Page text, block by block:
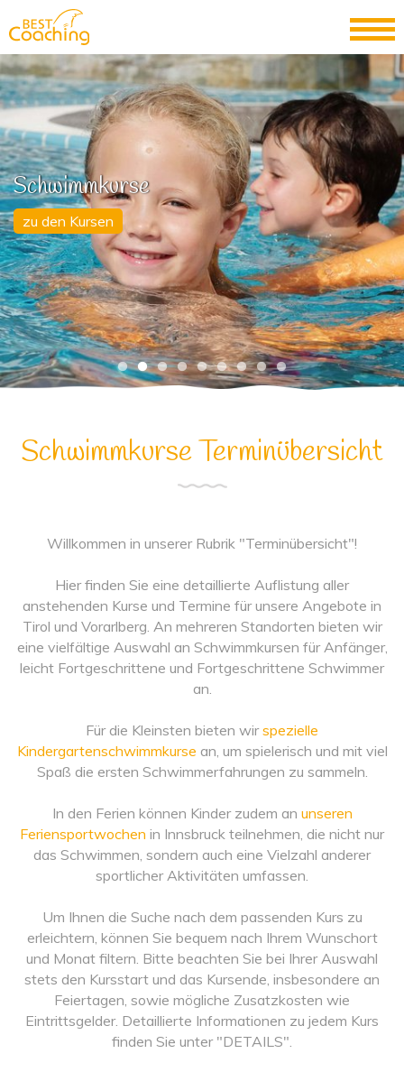
Schwimmkurse
zu den Kursen
Schwimmkurse Terminübersicht
Willkommen in unserer Rubrik "Terminübersicht"!
Hier finden Sie eine detaillierte Auflistung aller
anstehenden Kurse und Termine für unsere Angebote in
Tirol und Vorarlberg. An mehreren Standorten bieten wir
eine vielfältige Auswahl an Schwimmkursen für Anfänger,
leicht Fortgeschrittene und Fortgeschrittene Schwimmer
an.
Für die Kleinsten bieten wirspezielle
Kindergartenschwimmkurse an, um spielerisch und mit viel
Spaß die ersten Schwimmerfahrungen zu sammeln.
In den Ferien können Kinder zudem an unseren
Feriensportwochen in Innsbruck teilnehmen, die nicht nur
das Schwimmen, sondern auch eine Vielzahl anderer
sportlicher Aktivitäten umfassen.
Um Ihnen die Suche nach dem passenden Kurs zu
erleichtern, können Sie bequem nach Ihrem Wunschort
und Monat filtern. Bitte beachten Sie bei Ihrer Auswahl
stets den Kursstart und das Kursende, insbesondere an
Feiertagen, sowie mögliche Zusatzkosten wie
Eintrittsgelder. Detaillierte Informationen zu jedem Kurs
finden Sie unter "DETAILS".